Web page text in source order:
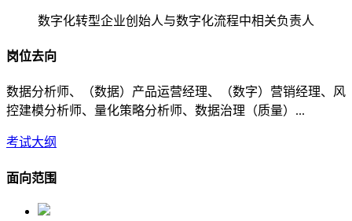
数字化转型企业创始人与数字化流程中相关负责人
岗位去向
数据分析师、（数据）产品运营经理、（数字）营销经理、风
控建模分析师、量化策略分析师、数据治理（质量）...
考试大纲
面向范围